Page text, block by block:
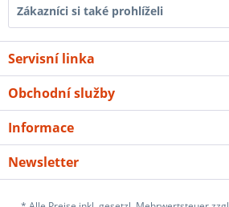
Zákazníci si také prohlíželi
Servisní linka
Obchodní služby
Informace
Newsletter